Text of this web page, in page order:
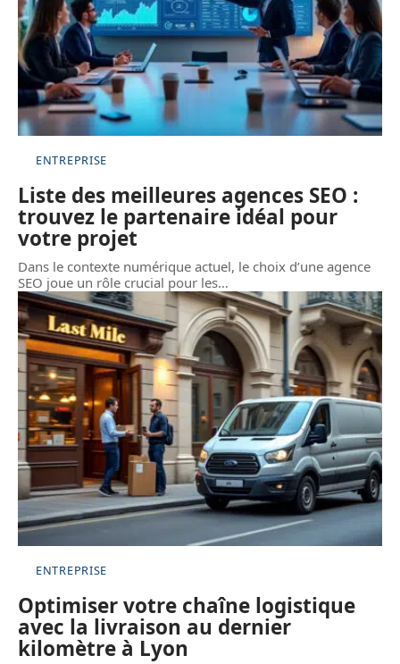
ENTREPRISE
Liste des meilleures agences SEO :
trouvez le partenaire idéal pour
votre projet
Dans le contexte numérique actuel, le choix d’une agence
SEO joue un rôle crucial pour les…
ENTREPRISE
Optimiser votre chaîne logistique
avec la livraison au dernier
kilomètre à Lyon